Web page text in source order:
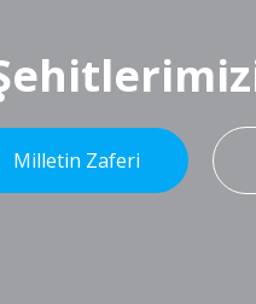
Milletin Zaferi